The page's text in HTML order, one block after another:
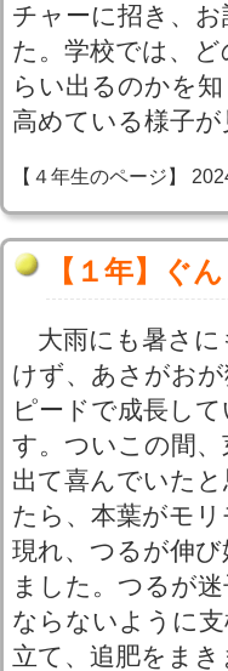
チャーに招き、
た。学校では、
らい出るのかを
高めている様子
【４年生のページ】
【１年】ぐ
大雨にも暑さに
けず、あさがお
ピードで成長し
す。ついこの間、
出て喜んでいた
たら、本葉がモ
現れ、つるが伸び
ました。つるが
ならないように
立て、追肥をまき